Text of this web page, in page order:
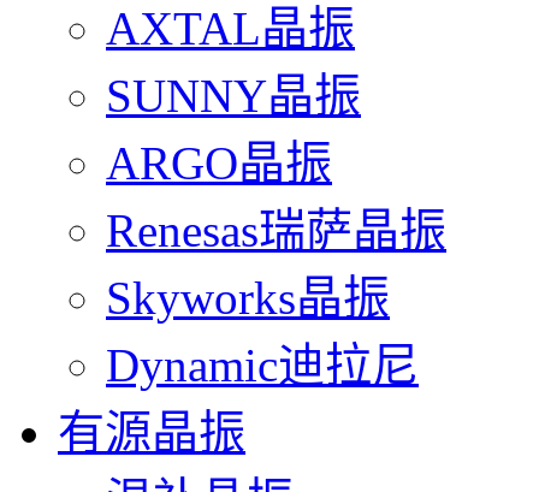
AXTAL晶振
SUNNY晶振
ARGO晶振
Renesas瑞萨晶振
Skyworks晶振
Dynamic迪拉尼
有源晶振